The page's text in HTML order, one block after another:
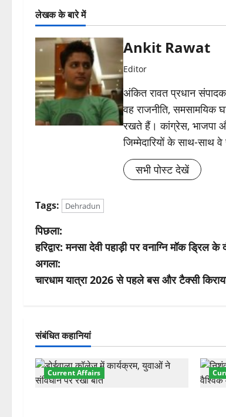
लेखक के बारे में
Ankit Rawat
Editor
अंकित रावत प्रधान
वह राजनीति, समसामयिक
रखते हैं। कांग्रेस, भाजपा
जिम्मेदारियों के साथ-साथ वे
सभी पोस्ट देखें
Tags: Dehradun
पो
स्ट
ने
गे
श
न
पिछला:
हरिद्वार: मनसा देवी पहाड़ी पर वनाग्नि मॉक
अगला:
चारधाम यात्रा 2026 से पहले बस और टैक्सी
संबंधित कहानियां
Current Affairs